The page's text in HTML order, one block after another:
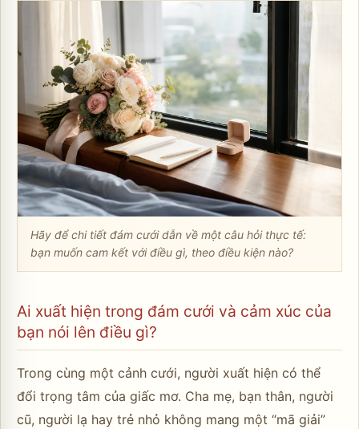
Hãy để chi tiết đám cưới dẫn về một câu hỏi thực tế:
bạn muốn cam kết với điều gì, theo điều kiện nào?
Ai xuất hiện trong đám cưới và cảm xúc của
bạn nói lên điều gì?
Trong cùng một cảnh cưới, người xuất hiện có thể
đổi trọng tâm của giấc mơ. Cha mẹ, bạn thân, người
cũ, người lạ hay trẻ nhỏ không mang một “mã giải”